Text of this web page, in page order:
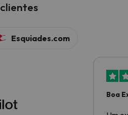
Esquiades.com
Boa